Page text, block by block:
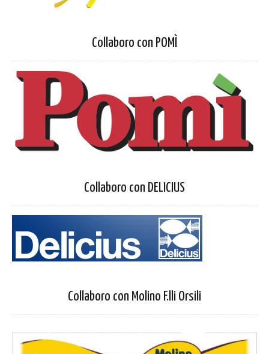
Collaboro con POMÌ
Collaboro con DELICIUS
Collaboro con Molino F.lli Orsili